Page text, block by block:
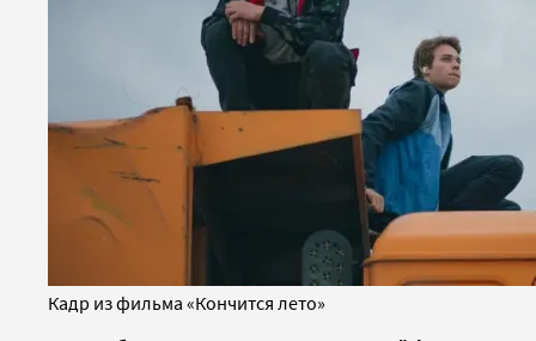
Кадр из фильма «Кончится лето»